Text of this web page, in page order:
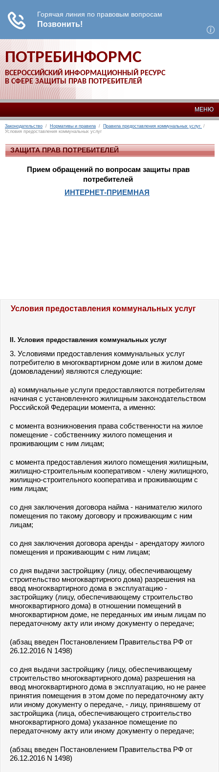
ПОТРЕБИНФОРМС
ВСЕРОССИЙСКИЙ ИНФОРМАЦИОННЫЙ РЕСУРС
В СФЕРЕ ЗАЩИТЫ ПРАВ ПОТРЕБИТЕЛЕЙ
МЕНЮ
Законодательство / Нормативы и правила / Правила предоставления коммунальных услуг /
Условия предоставления коммунальных услуг
ЗАЩИТА ПРАВ ПОТРЕБИТЕЛЕЙ
Прием обращений по вопросам защиты прав
потребителей
ИНТЕРНЕТ-ПРИЕМНАЯ
Условия предоставления коммунальных услуг
II. Условия предоставления коммунальных услуг
3. Условиями предоставления коммунальных услуг
потребителю в многоквартирном доме или в жилом доме
(домовладении) являются следующие:
а) коммунальные услуги предоставляются потребителям
начиная с установленного жилищным законодательством
Российской Федерации момента, а именно:
с момента возникновения права собственности на жилое
помещение - собственнику жилого помещения и
проживающим с ним лицам;
с момента предоставления жилого помещения жилищным,
жилищно-строительным кооперативом - члену жилищного,
жилищно-строительного кооператива и проживающим с
ним лицам;
со дня заключения договора найма - нанимателю жилого
помещения по такому договору и проживающим с ним
лицам;
со дня заключения договора аренды - арендатору жилого
помещения и проживающим с ним лицам;
со дня выдачи застройщику (лицу, обеспечивающему
строительство многоквартирного дома) разрешения на
ввод многоквартирного дома в эксплуатацию -
застройщику (лицу, обеспечивающему строительство
многоквартирного дома) в отношении помещений в
многоквартирном доме, не переданных им иным лицам по
передаточному акту или иному документу о передаче;
(абзац введен Постановлением Правительства РФ от
26.12.2016 N 1498)
со дня выдачи застройщику (лицу, обеспечивающему
строительство многоквартирного дома) разрешения на
ввод многоквартирного дома в эксплуатацию, но не ранее
принятия помещения в этом доме по передаточному акту
или иному документу о передаче, - лицу, принявшему от
застройщика (лица, обеспечивающего строительство
многоквартирного дома) указанное помещение по
передаточному акту или иному документу о передаче;
(абзац введен Постановлением Правительства РФ от
26.12.2016 N 1498)